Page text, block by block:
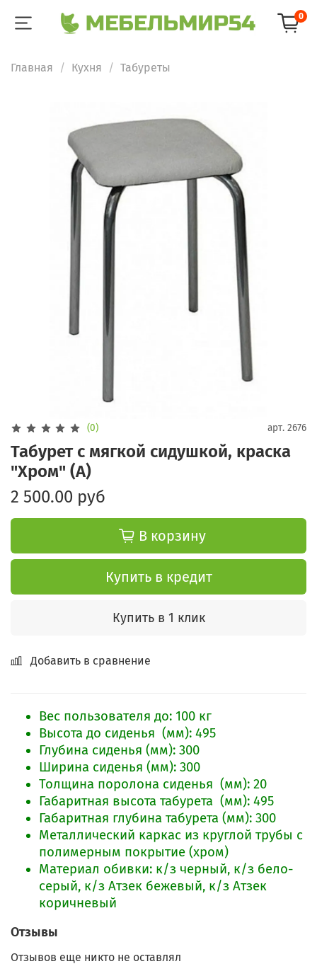
0
Главная Кухня Табуреты
(0) арт. 2676
Табурет с мягкой сидушкой, краска
"Хром" (А)
2 500.00 руб
В корзину
Купить в кредит
Купить в 1 клик
Добавить в сравнение
Вес пользователя до: 100 кг
Высота до сиденья (мм): 495
Глубина сиденья (мм): 300
Ширина сиденья (мм): 300
Толщина поролона сиденья (мм): 20
Габаритная высота табурета (мм): 495
Габаритная глубина табурета (мм): 300
Металлический каркас из круглой трубы с
полимерным покрытие (хром)
Материал обивки: к/з черный, к/з бело-
серый, к/з Атзек бежевый, к/з Атзек
коричневый
Отзывы
Отзывов еще никто не оставлял